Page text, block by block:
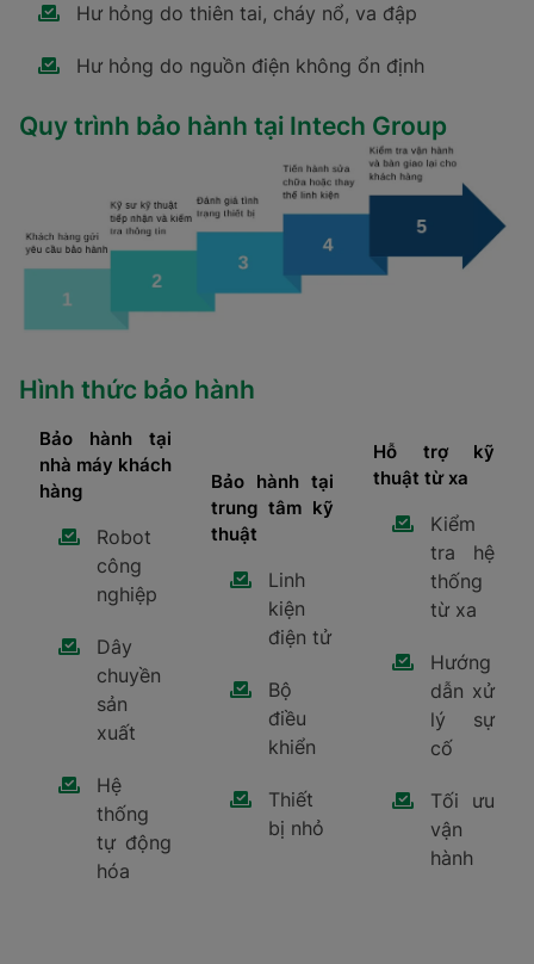
Hư hỏng do thiên tai, cháy nổ, va đập
Hư hỏng do nguồn điện không ổn định
Quy trình bảo hành tại Intech Group
Hình thức bảo hành
Bảo hành tại
nhà máy khách
hàng
Robot
công
nghiệp
Dây
chuyền
sản
xuất
Hệ
thống
tự động
hóa
Bảo hành tại
trung tâm kỹ
thuật
Linh
kiện
điện tử
Bộ
điều
khiển
Thiết
bị nhỏ
Hỗ trợ kỹ
thuật từ xa
Kiểm
tra hệ
thống
từ xa
Hướng
dẫn xử
lý sự
cố
Tối ưu
vận
hành